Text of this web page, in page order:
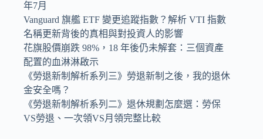
年7月
Vanguard 旗艦 ETF 變更追蹤指數？解析 VTI 指數
名稱更新背後的真相與對投資人的影響
花旗股價崩跌 98%，18 年後仍未解套：三個資產
配置的血淋淋啟示
《勞退新制解析系列三》勞退新制之後，我的退休
金安全嗎？
《勞退新制解析系列二》退休規劃怎麼選：勞保
VS勞退、一次領VS月領完整比較